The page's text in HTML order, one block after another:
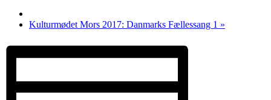
Kulturmødet Mors 2017: Danmarks Fællessang 1 »